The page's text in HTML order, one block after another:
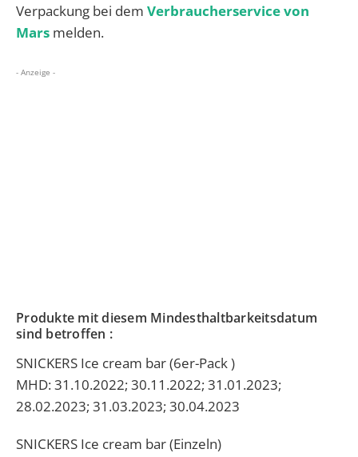
Verpackung bei dem Verbraucherservice von
Mars melden.
- Anzeige -
Produkte mit diesem Mindesthaltbarkeitsdatum
sind betroffen :
SNICKERS Ice cream bar (6er-Pack )
MHD: 31.10.2022; 30.11.2022; 31.01.2023;
28.02.2023; 31.03.2023; 30.04.2023
SNICKERS Ice cream bar (Einzeln)